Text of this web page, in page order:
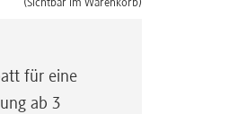
(Sichtbar im Warenkorb)
für eine
ab 3